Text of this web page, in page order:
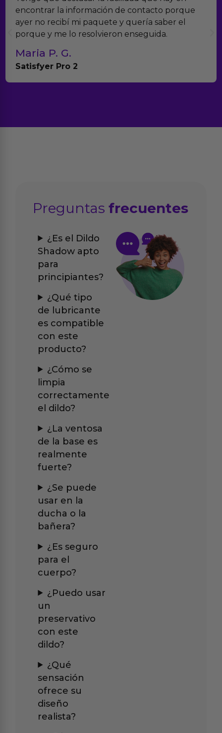
verdad es que nos han sorprendido.
muchísimos productos y han sido super
con el seguimiento del pedido.
Teresa y Diego
Anna Huevo Vibrador
Preguntasfrecuentes
¿Es el Dildo
Shadow apto
para
principiantes?
¿Qué tipo
de lubricante
es compatible
con este
producto?
¿Cómo se
limpia
correctamente
el dildo?
¿La ventosa
de la base es
realmente
fuerte?
¿Se puede
usar en la
ducha o la
bañera?
¿Es seguro
para el
cuerpo?
¿Puedo usar
un
preservativo
con este
dildo?
¿Qué
sensación
ofrece su
diseño
realista?